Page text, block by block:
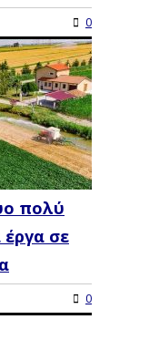
0
πολύ
έργα σε
0